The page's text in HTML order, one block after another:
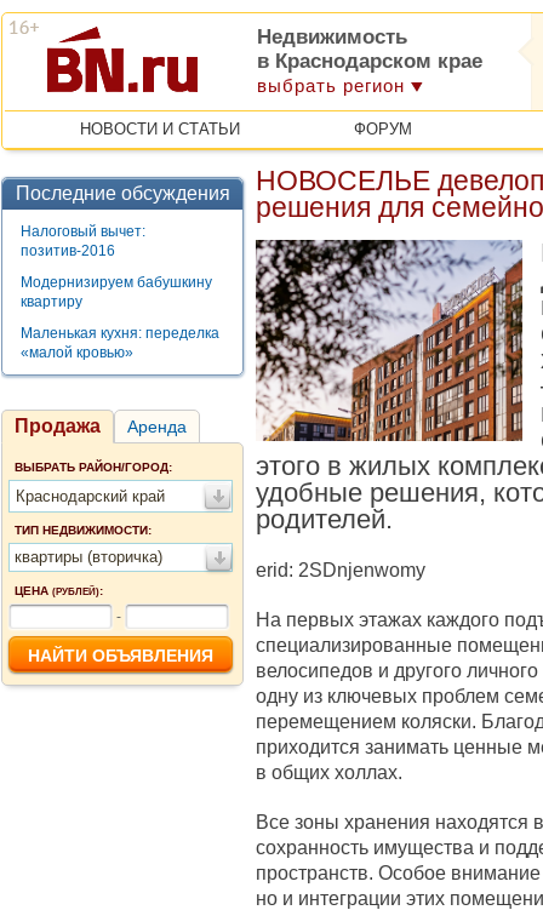
Недвижимость
в Краснодарском крае
выбрать регион
НОВОСТИ И СТАТЬИ ФОРУМ
Последние обсуждения
Налоговый вычет:
позитив-2016
Модернизируем бабушкину
квартиру
Маленькая кухня: переделка
«малой кровью»
Продажа Аренда
ВЫБРАТЬ РАЙОН/ГОРОД:
Краснодарский край
ТИП НЕДВИЖИМОСТИ:
квартиры (вторичка)
ЦЕНА (РУБЛЕЙ):
-
НОВОСЕЛЬЕ
решения для
этого в жилых
удобные решения,
родителей.
erid: 2SDnjenwomy
На первых этажах каждого
специализированные
велосипедов и другого
одну из ключевых проблем
перемещением коляски.
приходится занимать ценные
в общих холлах.
Все зоны хранения находятся
сохранность имущества и
пространств. Особое
но и интеграции этих